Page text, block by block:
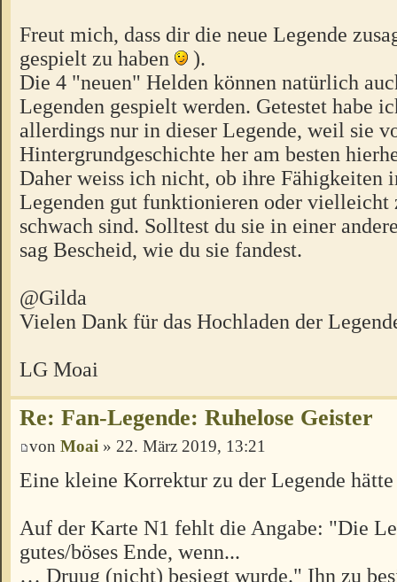
Freut mich, dass dir die neue Legende
gespielt zu haben
).
Die 4 "neuen" Helden können natürlich
Legenden gespielt werden. Getestet habe
allerdings nur in dieser Legende, weil sie
Hintergrundgeschichte her am besten
Daher weiss ich nicht, ob ihre Fähigkeiten
Legenden gut funktionieren oder vielleicht
schwach sind. Solltest du sie in einer
sag Bescheid, wie du sie fandest.
@Gilda
Vielen Dank für das Hochladen der
LG Moai
Re: Fan-Legende: Ruhelose Geister
von Moai » 22. März 2019, 13:21
Eine kleine Korrektur zu der Legende
Auf der Karte N1 fehlt die Angabe: "Die
gutes/böses Ende, wenn...
… Druug (nicht) besiegt wurde." Ihn zu